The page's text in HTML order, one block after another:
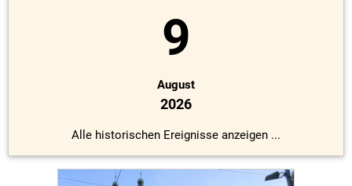
9
August
2026
Alle historischen Ereignisse anzeigen ...